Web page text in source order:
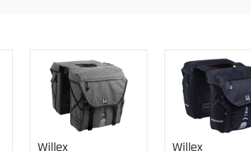
Willex Willex